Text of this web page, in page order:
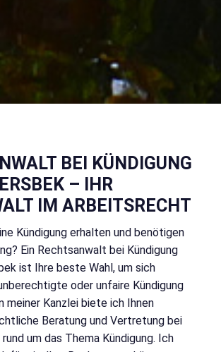
BEI KÜNDIGUNG
– IHR
IM ARBEITSRECHT
Kündigung erhalten und benötigen
Ein Rechtsanwalt bei Kündigung
ist Ihre beste Wahl, um sich
oder unfaire Kündigung
meiner Kanzlei biete ich Ihnen
Beratung und Vertretung bei
um das Thema Kündigung. Ich